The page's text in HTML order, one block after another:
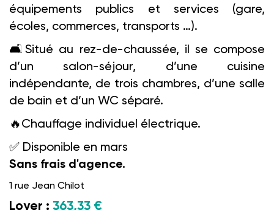
équipements publics et services (gare,
écoles, commerces, transports …).
🛋️️Situé au rez-de-chaussée, il se compose
d’un salon-séjour, d’une cuisine
indépendante, de trois chambres, d’une salle
de bain et d’un WC séparé.
🔥 Chauffage individuel électrique.
✅ Disponible en mars
Sans frais d'agence.
1 rue Jean Chilot
Loyer : 363,33 €